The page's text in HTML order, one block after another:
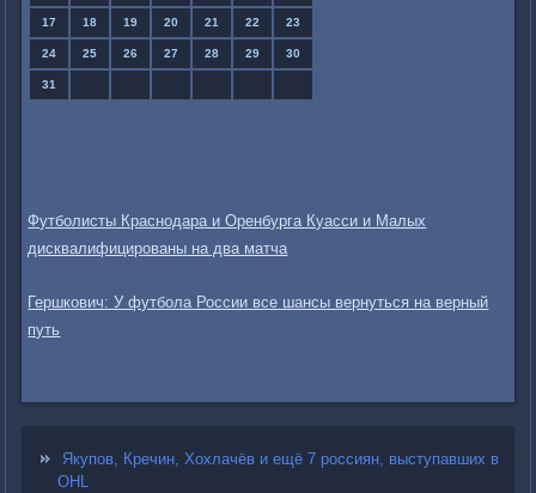
17 18 19 20 21 22 23
24 25 26 27 28 29 30
31
Футболисты Краснодара и Оренбурга Куасси и Малых
дисквалифицированы на два матча
Гершкович: У футбола России все шансы вернуться на верный
путь
Якупов, Кречин, Хохлачёв и ещё 7 россиян, выступавших в
OHL